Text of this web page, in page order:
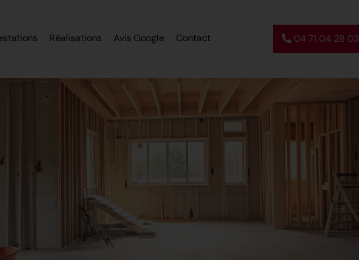
04 71 04 28 03
Réalisations Avis Google Contact